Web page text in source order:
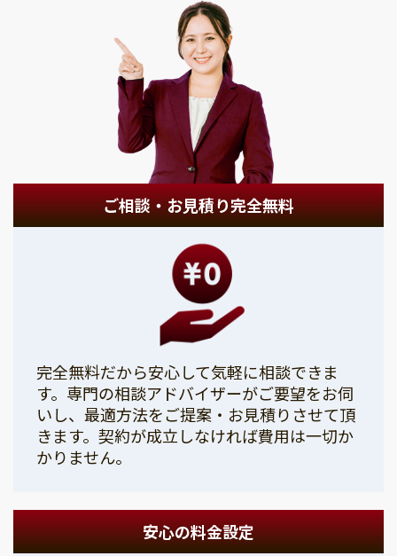
ご相談・お見積り完全無料
完全無料だから安心して気軽に相談できま
す。専門の相談アドバイザーがご要望をお伺
いし、最適方法をご提案・お見積りさせて頂
きます。契約が成立しなければ費用は一切か
かりません。
安心の料金設定